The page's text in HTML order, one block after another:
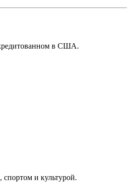
в США.
и культурой.